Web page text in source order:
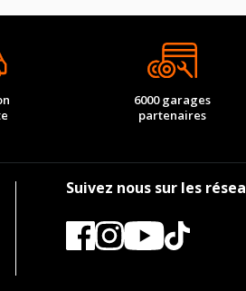
6000 garages
partenaires
Suivez nous sur les